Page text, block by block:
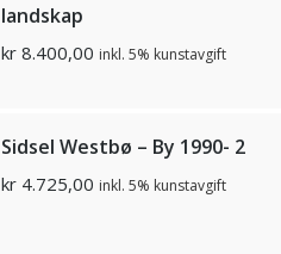
landskap
kr8.400,00 inkl. 5% kunstavgift
Sidsel Westbø – By 1990- 2
kr4.725,00 inkl. 5% kunstavgift